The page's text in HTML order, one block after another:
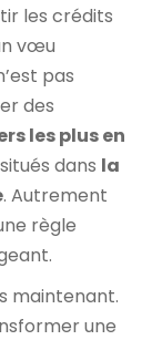
les crédits
vœu
pas
des
les plus en
dans la
. Autrement
règle
maintenant.
une